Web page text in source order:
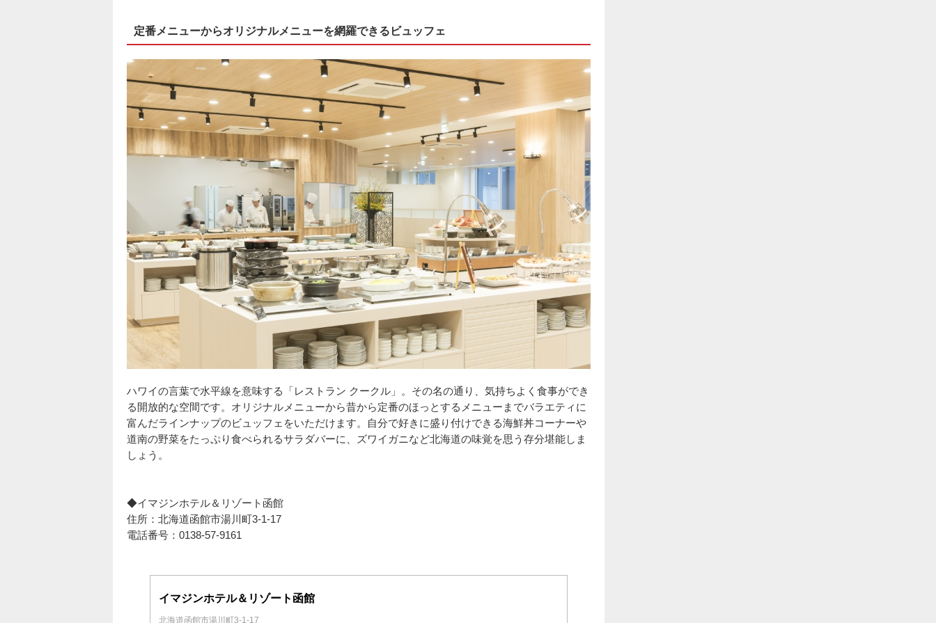
定番メニューからオリジナルメニューを網羅できるビュッフェ
ハワイの言葉で水平線を意味する「レストラン クークル」。その名の通り、気持ちよく食事ができ
る開放的な空間です。オリジナルメニューから昔から定番のほっとするメニューまでバラエティに
富んだラインナップのビュッフェをいただけます。自分で好きに盛り付けできる海鮮丼コーナーや
道南の野菜をたっぷり食べられるサラダバーに、ズワイガニなど北海道の味覚を思う存分堪能しま
しょう。
◆イマジンホテル＆リゾート函館
住所：北海道函館市湯川町3-1-17
電話番号：0138-57-9161
イマジンホテル＆リゾート函館
北海道函館市湯川町3-1-17